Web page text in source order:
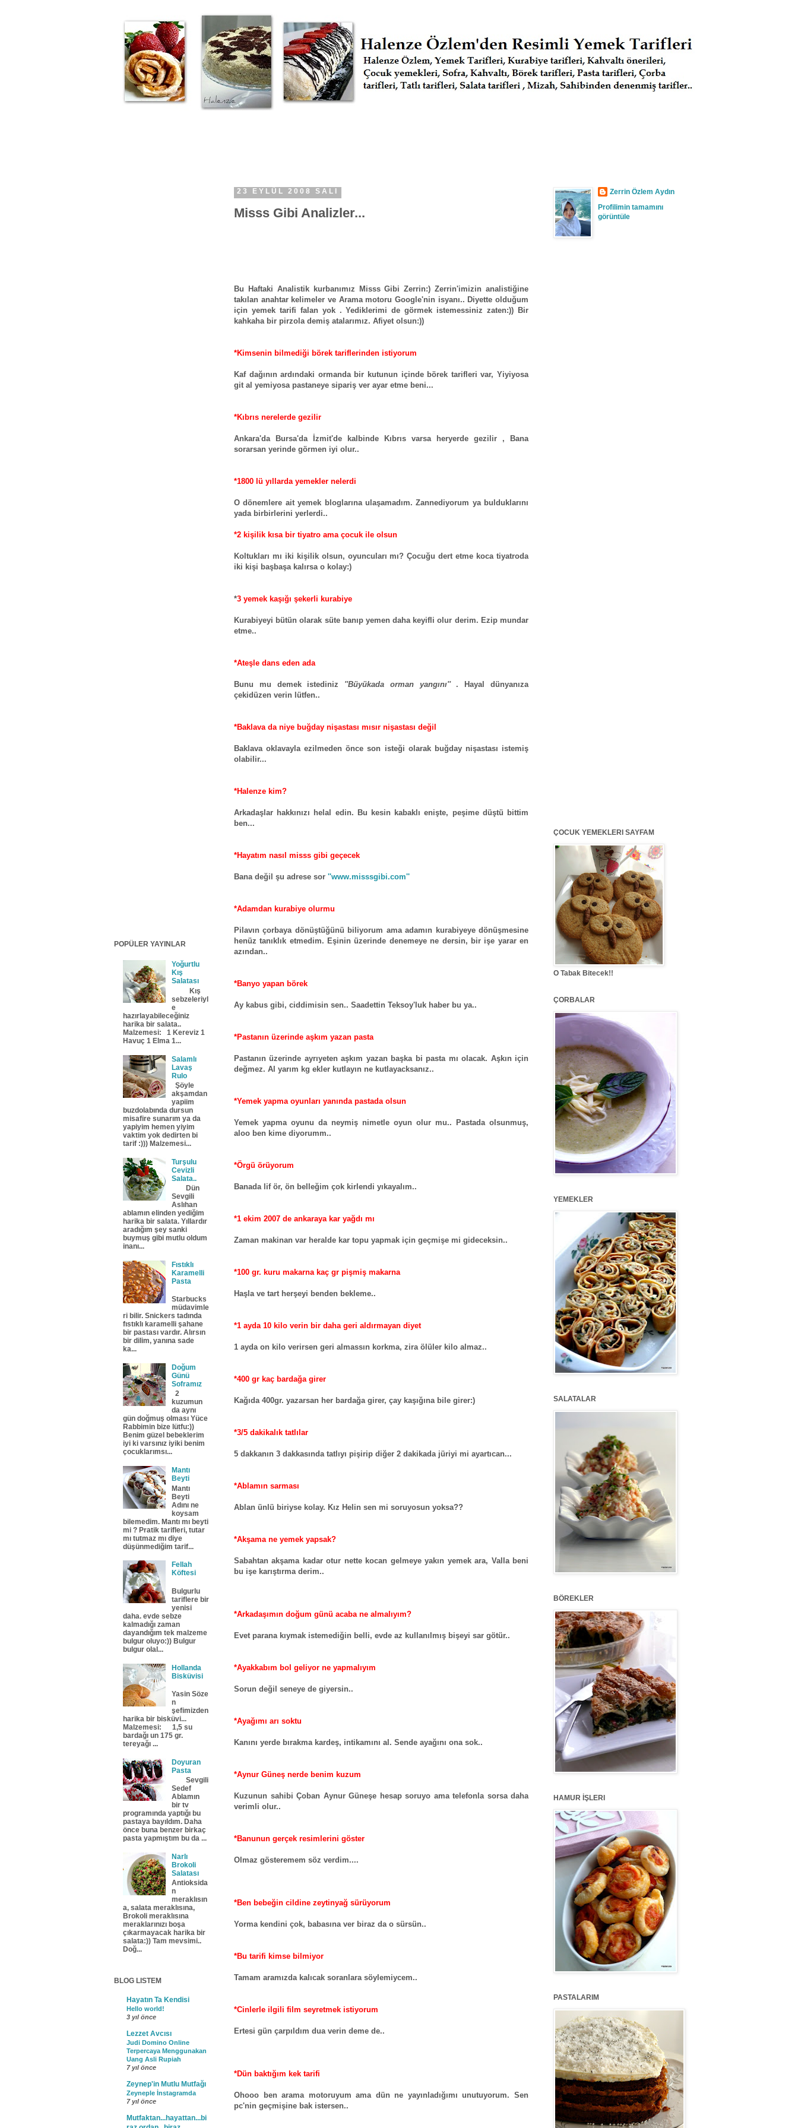
23 EYLÜL 2008 SALI
Misss Gibi Analizler...
Bu Haftaki Analistik kurbanımız Misss Gibi Zerrin:) Zerrin'imizin analistiğine
takılan anahtar kelimeler ve Arama motoru Google'nin isyanı.. Diyette olduğum
için yemek tarifi falan yok . Yediklerimi de görmek istemessiniz zaten:)) Bir
kahkaha bir pirzola demiş atalarımız. Afiyet olsun:))
*Kimsenin bilmediği börek tariflerinden istiyorum
Kaf dağının ardındaki ormanda bir kutunun içinde börek tarifleri var, Yiyiyosa
git al yemiyosa pastaneye sipariş ver ayar etme beni...
*Kıbrıs nerelerde gezilir
Ankara'da Bursa'da İzmit'de kalbinde Kıbrıs varsa heryerde gezilir , Bana
sorarsan yerinde görmen iyi olur..
*1800 lü yıllarda yemekler nelerdi
O dönemlere ait yemek bloglarına ulaşamadım. Zannediyorum ya bulduklarını
yada birbirlerini yerlerdi..
*2 kişilik kısa bir tiyatro ama çocuk ile olsun
Koltukları mı iki kişilik olsun, oyuncuları mı? Çocuğu dert etme koca tiyatroda
iki kişi başbaşa kalırsa o kolay:)
*3 yemek kaşığı şekerli kurabiye
Kurabiyeyi bütün olarak süte banıp yemen daha keyifli olur derim. Ezip mundar
etme..
*Ateşle dans eden ada
Bunu mu demek istediniz ''Büyükada orman yangını''. Hayal dünyanıza
çekidüzen verin lütfen..
*Baklava da niye buğday nişastası mısır nişastası değil
Baklava oklavayla ezilmeden önce son isteği olarak buğday nişastası istemiş
olabilir...
*Halenze kim?
Arkadaşlar hakkınızı helal edin. Bu kesin kabaklı enişte, peşime düştü bittim
ben...
*Hayatım nasıl misss gibi geçecek
Bana değil şu adrese sor ''www.misssgibi.com''
*Adamdan kurabiye olurmu
Pilavın çorbaya dönüştüğünü biliyorum ama adamın kurabiyeye dönüşmesine
henüz tanıklık etmedim. Eşinin üzerinde denemeye ne dersin, bir işe yarar en
azından..
*Banyo yapan börek
Ay kabus gibi, ciddimisin sen.. Saadettin Teksoy'luk haber bu ya..
*Pastanın üzerinde aşkım yazan pasta
Pastanın üzerinde ayrıyeten aşkım yazan başka bi pasta mı olacak. Aşkın için
değmez. Al yarım kg ekler kutlayın ne kutlayacksanız..
*Yemek yapma oyunları yanında pastada olsun
Yemek yapma oyunu da neymiş nimetle oyun olur mu.. Pastada olsunmuş,
aloo ben kime diyorumm..
*Örgü örüyorum
Banada lif ör, ön belleğim çok kirlendi yıkayalım..
*1 ekim 2007 de ankaraya kar yağdı mı
Zaman makinan var heralde kar topu yapmak için geçmişe mi gideceksin..
*100 gr. kuru makarna kaç gr pişmiş makarna
Haşla ve tart herşeyi benden bekleme..
*1 ayda 10 kilo verin bir daha geri aldırmayan diyet
1 ayda on kilo verirsen geri almassın korkma, zira ölüler kilo almaz..
*400 gr kaç bardağa girer
Kağıda 400gr. yazarsan her bardağa girer, çay kaşığına bile girer:)
*3/5 dakikalık tatlılar
5 dakkanın 3 dakkasında tatlıyı pişirip diğer 2 dakikada jüriyi mi ayartıcan...
*Ablamın sarması
Ablan ünlü biriyse kolay. Kız Helin sen mi soruyosun yoksa??
*Akşama ne yemek yapsak?
Sabahtan akşama kadar otur nette kocan gelmeye yakın yemek ara, Valla beni
bu işe karıştırma derim..
*Arkadaşımın doğum günü acaba ne almalıyım?
Evet parana kıymak istemediğin belli, evde az kullanılmış bişeyi sar götür..
*Ayakkabım bol geliyor ne yapmalıyım
Sorun değil seneye de giyersin..
*Ayağımı arı soktu
Kanını yerde bırakma kardeş, intikamını al. Sende ayağını ona sok..
*Aynur Güneş nerde benim kuzum
Kuzunun sahibi Çoban Aynur Güneşe hesap soruyo ama telefonla sorsa daha
verimli olur..
*Banunun gerçek resimlerini göster
Olmaz gösteremem söz verdim....
*Ben bebeğin cildine zeytinyağ sürüyorum
Yorma kendini çok, babasına ver biraz da o sürsün..
*Bu tarifi kimse bilmiyor
Tamam aramızda kalıcak soranlara söylemiycem..
*Cinlerle ilgili film seyretmek istiyorum
Ertesi gün çarpıldım dua verin deme de..
*Dün baktığım kek tarifi
Ohooo ben arama motoruyum ama dün ne yayınladığımı unutuyorum. Sen
pc'nin geçmişine bak istersen..
POPÜLER YAYINLAR
Yoğurtlu
Kış
Salatası
Kış
sebzeleriyl
e
hazırlayabileceğiniz
harika bir salata..
Malzemesi: 1 Kereviz 1
Havuç 1 Elma 1...
Salamlı
Lavaş
Rulo
Şöyle
akşamdan
yapiim
buzdolabında dursun
misafire sunarım ya da
yapiyim hemen yiyim
vaktim yok dedirten bi
tarif :))) Malzemesi...
Turşulu
Cevizli
Salata..
Dün
Sevgili
Aslıhan
ablamın elinden yediğim
harika bir salata. Yıllardır
aradığım şey sanki
buymuş gibi mutlu oldum
inanı...
Fıstıklı
Karamelli
Pasta
Starbucks
müdavimle
ri bilir. Snickers tadında
fıstıklı karamelli şahane
bir pastası vardır. Alırsın
bir dilim, yanına sade
ka...
Doğum
Günü
Soframız
2
kuzumun
da aynı
gün doğmuş olması Yüce
Rabbimin bize lütfu:))
Benim güzel bebeklerim
iyi ki varsınız iyiki benim
çocuklarımsı...
Mantı
Beyti
Mantı
Beyti
Adını ne
koysam
bilemedim. Mantı mı beyti
mi ? Pratik tarifleri, tutar
mı tutmaz mı diye
düşünmediğim tarif...
Fellah
Köftesi
Bulgurlu
tariflere bir
yenisi
daha. evde sebze
kalmadığı zaman
dayandığım tek malzeme
bulgur oluyo:)) Bulgur
bulgur olal...
Hollanda
Bisküvisi
Yasin Söze
n
şefimizden
harika bir bisküvi...
Malzemesi: 1,5 su
bardağı un 175 gr.
tereyağı ...
Doyuran
Pasta
Sevgili
Sedef
Ablamın
bir tv
programında yaptığı bu
pastaya bayıldım. Daha
önce buna benzer birkaç
pasta yapmıştım bu da ...
Narlı
Brokoli
Salatası
Antioksida
n
meraklısın
a, salata meraklısına,
Brokoli meraklısına
meraklarınızı boşa
çıkarmayacak harika bir
salata:)) Tam mevsimi..
Doğ...
BLOG LISTEM
Hayatın Ta Kendisi
Hello world!
3 yıl önce
Lezzet Avcısı
Judi Domino Online
Terpercaya Menggunakan
Uang Asli Rupiah
7 yıl önce
Zeynep'in Mutlu Mutfağı
Zeyneple İnstagramda
7 yıl önce
Mutfaktan...hayattan...bi
Zerrin Özlem Aydın
Profilimin tamamını
görüntüle
ÇOCUK YEMEKLERI SAYFAM
O Tabak Bitecek!!
ÇORBALAR
YEMEKLER
SALATALAR
BÖREKLER
HAMUR İŞLERI
PASTALARIM